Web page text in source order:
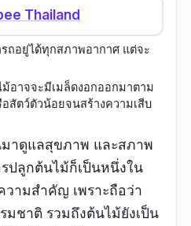
Thailand
ถอยู่ได้ทุกสภาพอากาศ แต่จะ
อาจจะมีเมล็ดงอกออกมาตาม
สัตว์ตัวน้อยจนสร้างความเสีบ
าดูแลสุขภาพ และสภาพ
ปลูกต้นไม้ก็เป็นหนึ่งใน
ามสำคัญ เพราะถือว่า
มชาติ รวมถึงต้นไม้ยังเป็น